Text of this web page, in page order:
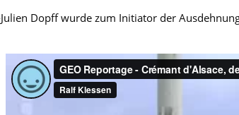
Dopff wurde zum Initiator der